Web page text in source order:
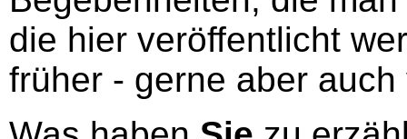
die hier veröffentlicht
früher - gerne aber